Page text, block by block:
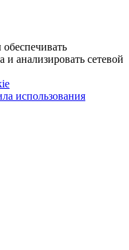
анализировать сетевой
использования